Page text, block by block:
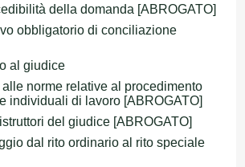
della domanda [ABROGATO]
obbligatorio di conciliazione
al giudice
norme relative al procedimento
individuali di lavoro [ABROGATO]
del giudice [ABROGATO]
dal rito ordinario al rito speciale